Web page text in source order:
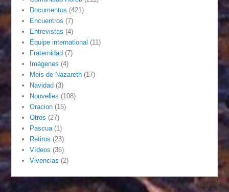
Documentos (421)
Encuentros (7)
Entrevistas (4)
Équipe international (11)
Fraternidad (7)
Imágenes (4)
Mois de Nazareth (17)
Navidad (3)
Nouvelles (108)
Oracion (15)
Otros (27)
Pascua (1)
Retiros (23)
Vídeos (36)
Vivencias (2)